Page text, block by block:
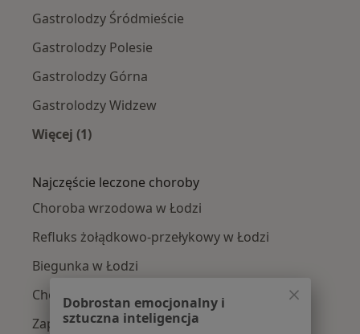
Gastrolodzy Śródmieście
Gastrolodzy Polesie
Gastrolodzy Górna
Gastrolodzy Widzew
Więcej (1)
Najczęście leczone choroby
Choroba wrzodowa w Łodzi
Refluks żołądkowo-przełykowy w Łodzi
Biegunka w Łodzi
Choroby przewodu pokarmowego w Łodzi
Zaparcia w Łodzi
Dobrostan emocjonalny i
sztuczna inteligencja